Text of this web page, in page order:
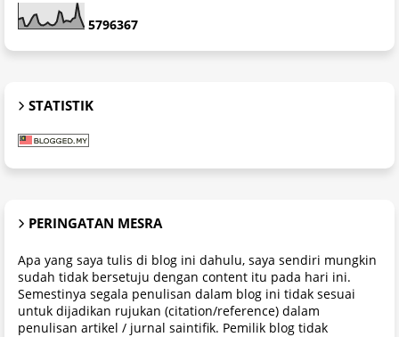
5796367
STATISTIK
PERINGATAN MESRA
Apa yang saya tulis di blog ini dahulu, saya sendiri mungkin
sudah tidak bersetuju dengan content itu pada hari ini.
Semestinya segala penulisan dalam blog ini tidak sesuai
untuk dijadikan rujukan (citation/reference) dalam
penulisan artikel / jurnal saintifik. Pemilik blog tidak